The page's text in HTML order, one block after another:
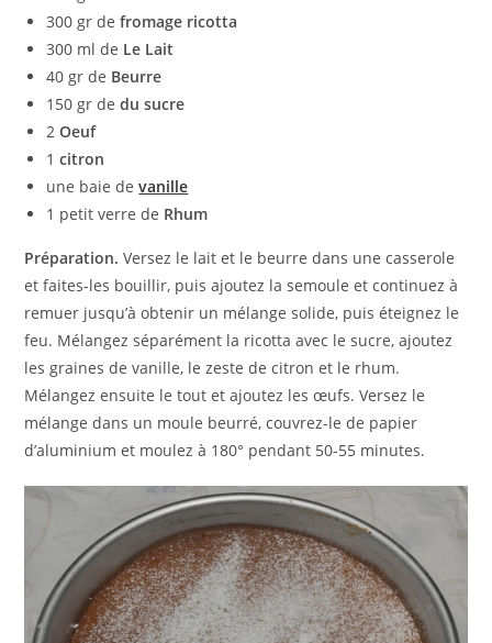
300 gr defromage ricotta
300 ml de Le Lait
40 gr de Beurre
150 gr dedu sucre
2Oeuf
1citron
une baie devanille
1 petit verre de Rhum
Préparation.Versez le lait et le beurre dans une casserole
et faites-les bouillir, puis ajoutez la semoule et continuez à
remuer jusqu’à obtenir un mélange solide, puis éteignez le
feu. Mélangez séparément la ricotta avec le sucre, ajoutez
les graines de vanille, le zeste de citron et le rhum.
Mélangez ensuite le tout et ajoutez les œufs. Versez le
mélange dans un moule beurré, couvrez-le de papier
d’aluminium et moulez à 180° pendant 50-55 minutes.